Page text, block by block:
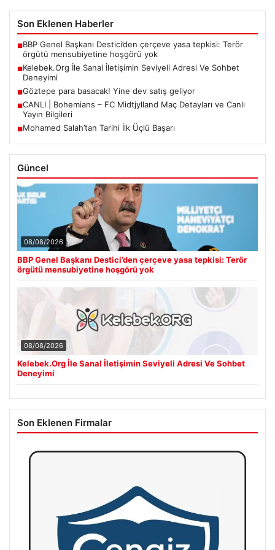
Son Eklenen Haberler
■BBP Genel Başkanı Destici’den çerçeve yasa tepkisi: Terör
örgütü mensubiyetine hoşgörü yok
■Kelebek.Org İle Sanal İletişimin Seviyeli Adresi Ve Sohbet
Deneyimi
■Göztepe para basacak! Yine dev satış geliyor
■CANLI | Bohemians – FC Midtjylland Maç Detayları ve Canlı
Yayın Bilgileri
■Mohamed Salah’tan Tarihi İlk Üçlü Başarı
Güncel
08/08/2026
BBP Genel Başkanı Destici’den çerçeve yasa tepkisi: Terör
örgütü mensubiyetine hoşgörü yok
08/08/2026
Kelebek.Org İle Sanal İletişimin Seviyeli Adresi Ve Sohbet
Deneyimi
Son Eklenen Firmalar